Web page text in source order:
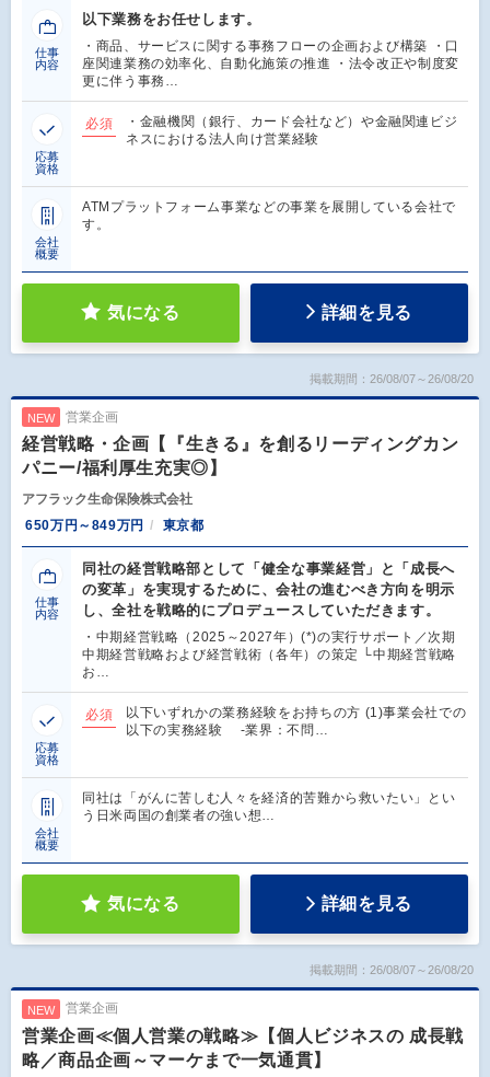
仕事
内容
以下業務をお任せします。
・商品、サービスに関する事務フローの企画および構築 ・口
座関連業務の効率化、自動化施策の推進 ・法令改正や制度変
更に伴う事務…
応募
資格
必須
・金融機関（銀行、カード会社など）や金融関連ビジ
ネスにおける法人向け営業経験
会社
概要
ATMプラットフォーム事業などの事業を展開している会社で
す。
気になる 詳細を見る
掲載期間：26/08/07～26/08/20
NEW 営業企画
経営戦略・企画【『生きる』を創るリーディングカン
パニー/福利厚生充実◎】
アフラック生命保険株式会社
650万円～849万円
東京都
仕事
内容
同社の経営戦略部として「健全な事業経営」と「成長へ
の変革」を実現するために、会社の進むべき方向を明示
し、全社を戦略的にプロデュースしていただきます。
・中期経営戦略（2025～2027年）(*)の実行サポート／次期
中期経営戦略および経営戦術（各年）の策定 └中期経営戦略
お…
応募
資格
必須
以下いずれかの業務経験をお持ちの方 (1)事業会社での
以下の実務経験 ‐業界：不問…
会社
概要
同社は「がんに苦しむ人々を経済的苦難から救いたい」とい
う日米両国の創業者の強い想…
気になる 詳細を見る
掲載期間：26/08/07～26/08/20
NEW 営業企画
営業企画≪個人営業の戦略≫【個人ビジネスの 成長戦
略／商品企画～マーケまで一気通貫】